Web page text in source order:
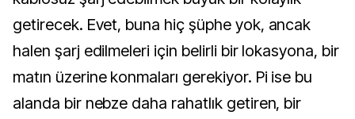
getirecek. Evet, buna hiç şüphe yok, ancak
halen şarj edilmeleri için belirli bir lokasyona, bir
matın üzerine konmaları gerekiyor. Pi ise bu
alanda bir nebze daha rahatlık getiren, bir